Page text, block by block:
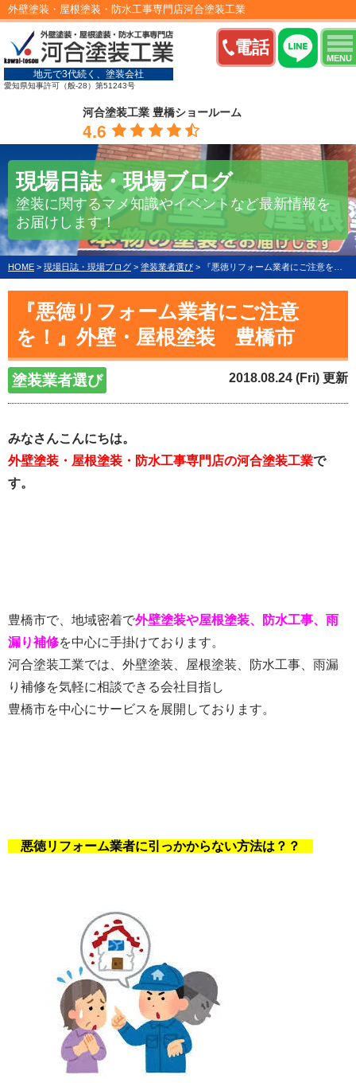
電話
MENU
外壁塗装・屋根塗装・防水工事専門店河合塗装工業
地元で3代続く、塗装会社
愛知県知事許可（般-28）第51243号
河合塗装工業 豊橋ショールーム
4.6
現場日誌・現場ブログ
塗装に関するマメ知識やイベントなど最新情報を
お届けします！
HOME > 現場日誌・現場ブログ > 塗装業者選び > 『悪徳リフォーム業者にご注意を！』外壁・屋根塗装 豊橋市
『悪徳リフォーム業者にご注意
を！』外壁・屋根塗装 豊橋市
塗装業者選び 2018.08.24 (Fri) 更新
みなさんこんにちは。
外壁塗装・屋根塗装・防水工事専門店の河合塗装工業で
す。
豊橋市で、地域密着で外壁塗装や屋根塗装、防水工事、雨
漏り補修を中心に手掛けております。
河合塗装工業では、外壁塗装、屋根塗装、防水工事、雨漏
り補修を気軽に相談できる会社目指し
豊橋市を中心にサービスを展開しております。
悪徳リフォーム業者に引っかからない方法は？？